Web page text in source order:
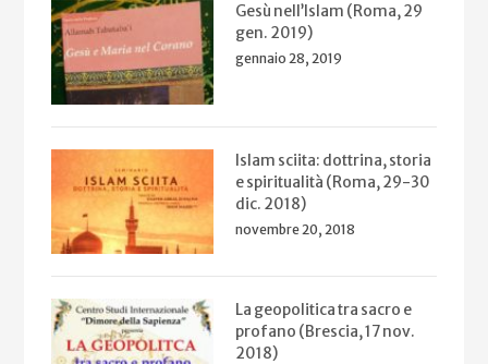
Gesù nell’Islam (Roma, 29
gen. 2019)
gennaio 28, 2019
Islam sciita: dottrina, storia
e spiritualità (Roma, 29-30
dic. 2018)
novembre 20, 2018
La geopolitica tra sacro e
profano (Brescia, 17 nov.
2018)